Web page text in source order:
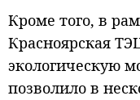
Кроме того, в
Красноярская
экологическую
позволило в